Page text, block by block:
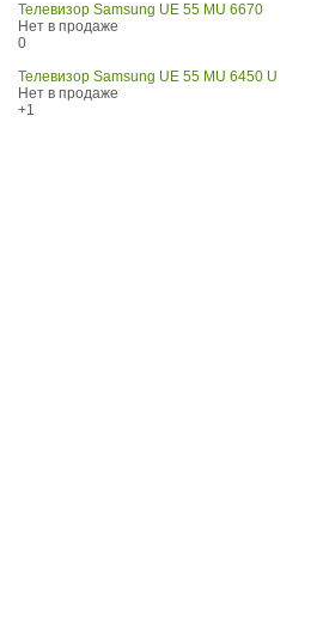
Телевизор Samsung UE 55 MU 6670
Нет в продаже
0
Телевизор Samsung UE 55 MU 6450 U
Нет в продаже
+1